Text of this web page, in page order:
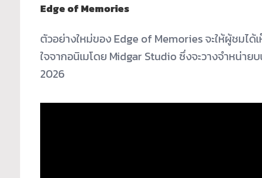
Edge of Memories
ตัวอย่างใหม่ของ Edge of Memories จะให้ผู้ชมได้
ใจจากอนิเมโดย Midgar Studio ซึ่งจะวางจำหน่าย
2026